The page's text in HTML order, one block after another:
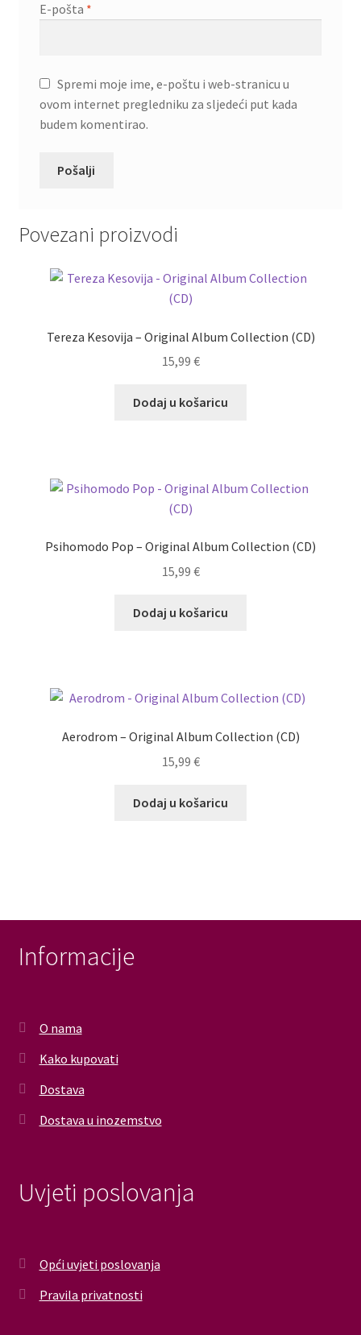
E-pošta *
Spremi moje ime, e-poštu i web-stranicu u
ovom internet pregledniku za sljedeći put kada
budem komentirao.
Povezani proizvodi
Tereza Kesovija – Original Album Collection (CD)
15,99 €
Dodaj u košaricu
Psihomodo Pop – Original Album Collection (CD)
15,99 €
Dodaj u košaricu
Aerodrom – Original Album Collection (CD)
15,99 €
Dodaj u košaricu
Informacije
O nama
Kako kupovati
Dostava
Dostava u inozemstvo
Uvjeti poslovanja
Opći uvjeti poslovanja
Pravila privatnosti